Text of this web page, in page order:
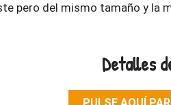
pero del mismo tamaño y la
Detalles